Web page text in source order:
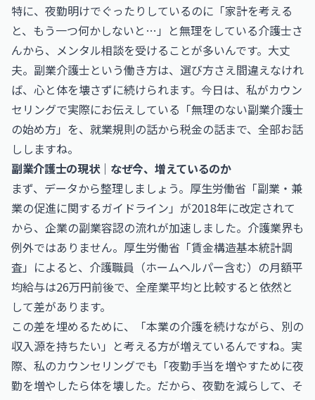
特に、夜勤明けでぐったりしているのに「家計を考える
と、もう一つ何かしないと…」と無理をしている介護士さ
んから、メンタル相談を受けることが多いんです。大丈
夫。副業介護士という働き方は、選び方さえ間違えなけれ
ば、心と体を壊さずに続けられます。今日は、私がカウン
セリングで実際にお伝えしている「無理のない副業介護士
の始め方」を、就業規則の話から税金の話まで、全部お話
ししますね。
副業介護士の現状｜なぜ今、増えているのか
まず、データから整理しましょう。厚生労働省「副業・兼
業の促進に関するガイドライン」が2018年に改定されて
から、企業の副業容認の流れが加速しました。介護業界も
例外ではありません。厚生労働省「賃金構造基本統計調
査」によると、介護職員（ホームヘルパー含む）の月額平
均給与は26万円前後で、全産業平均と比較すると依然と
して差があります。
この差を埋めるために、「本業の介護を続けながら、別の
収入源を持ちたい」と考える方が増えているんですね。実
際、私のカウンセリングでも「夜勤手当を増やすために夜
勤を増やしたら体を壊した。だから、夜勤を減らして、そ